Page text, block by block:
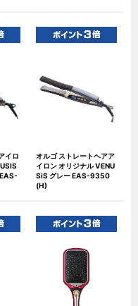
イロ
オルゴ ストレートヘアア
イロン オリジナル VENU
SiS グレー EAS-9350
(H)